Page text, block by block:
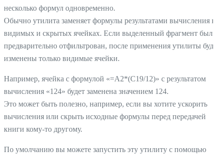
несколько формул одновременно.
Обычно утилита заменяет формулы результатами вычисления в
видимых и скрытых ячейках. Если выделенный фрагмент был
предварительно отфильтрован, после применения утилиты
изменены только видимые ячейки.
Например, ячейка с формулой «=А2*(С19/12)» с результатом
вычисления «124» будет заменена значением 124.
Это может быть полезно, например, если вы хотите ускорить
вычисления или скрыть исходные формулы перед передачей
книги кому-то другому.
По умолчанию вы можете запустить эту утилиту с помощью